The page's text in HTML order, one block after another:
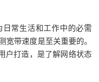
常生活和工作中的必需
宽带速度是至关重要的。
户打造，是了解网络状态